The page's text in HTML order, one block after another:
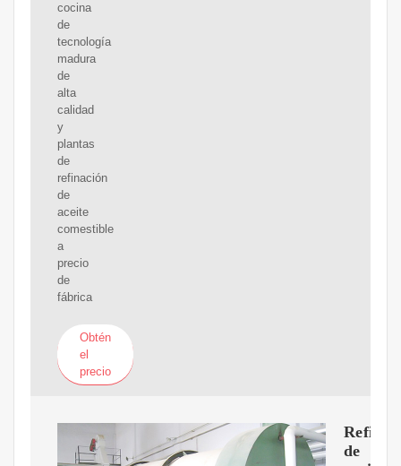
cocina
de
tecnología
madura
de
alta
calidad
y
plantas
de
refinación
de
aceite
comestible
a
precio
de
fábrica
Obtén
el
precio
de